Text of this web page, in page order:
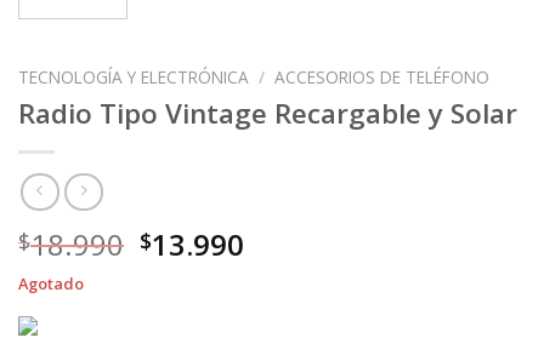
TECNOLOGÍA Y ELECTRÓNICA / ACCESORIOS DE TELÉFONO
Radio Tipo Vintage Recargable y Solar
$18.990 El
$13.990
Agotado